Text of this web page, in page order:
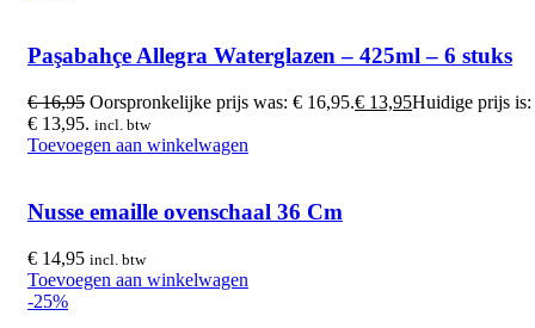
Paşabahçe Allegra Waterglazen – 425ml – 6 stuks
€16,95 Oorspronkelijke prijs was: € 16,95.€ 13,95Huidige prijs is:
€ 13,95. incl. btw
Toevoegen aan winkelwagen
Nusse emaille ovenschaal 36 Cm
€ 14,95 incl. btw
Toevoegen aan winkelwagen
-25%